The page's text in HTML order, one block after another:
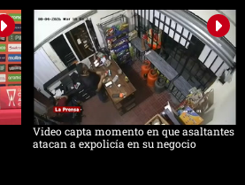
Video capta momento en que asaltantes
atacan a expolicía en su negocio